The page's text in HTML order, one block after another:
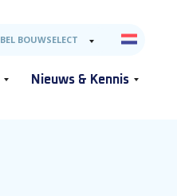
BEL BOUWSELECT
Nieuws & Kennis